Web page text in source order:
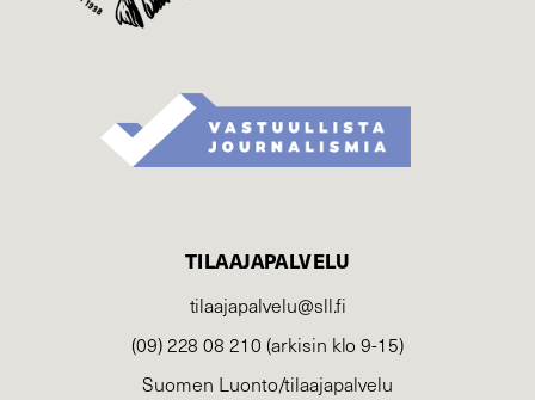
TILAAJAPALVELU
tilaajapalvelu@sll.fi
(09) 228 08 210 (arkisin klo 9-15)
Suomen Luonto/tilaajapalvelu